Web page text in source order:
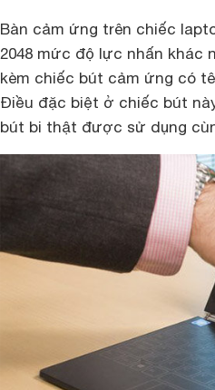
Bàn cảm ứng trên chiếc
2048 mức độ lực nhấn khác
kèm chiếc bút cảm ứng có
Điều đặc biệt ở chiếc bút
bút bi thật được sử dụng